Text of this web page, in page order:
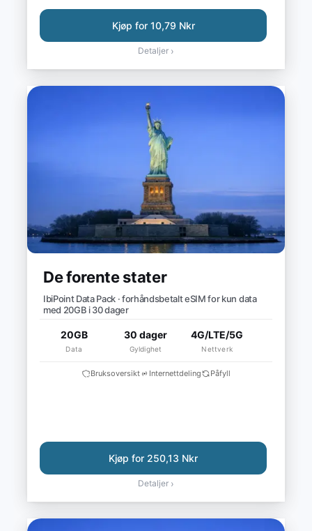
Kjøp for 10,79 Nkr
Detaljer ›
De forente stater
IbiPoint Data Pack · forhåndsbetalt eSIM for kun data
med 20GB i 30 dager
20GB
Data
30 dager
Gyldighet
4G/LTE/5G
Nettverk
Bruksoversikt Internettdeling Påfyll
Kjøp for 250,13 Nkr
Detaljer ›